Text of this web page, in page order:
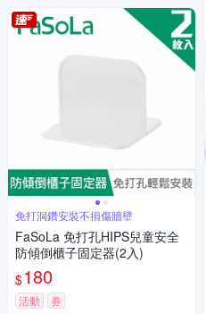
免打洞鑽安裝不損傷牆壁
FaSoLa 免打孔HIPS兒童安全
防傾倒櫃子固定器(2入)
$180
活動 券